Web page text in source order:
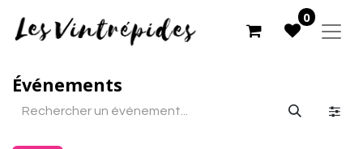
0
Événements